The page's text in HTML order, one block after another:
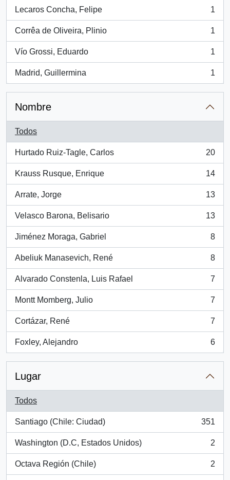
Lecaros Concha, Felipe
, 1 resultados
1
Corrêa de Oliveira, Plinio
, 1 resultados
1
Vío Grossi, Eduardo
, 1 resultados
1
Madrid, Guillermina
, 1 resultados
1
Nombre
Todos
Hurtado Ruiz-Tagle, Carlos
, 20 resultados
20
Krauss Rusque, Enrique
, 14 resultados
14
Arrate, Jorge
, 13 resultados
13
Velasco Barona, Belisario
, 13 resultados
13
Jiménez Moraga, Gabriel
, 8 resultados
8
Abeliuk Manasevich, René
, 8 resultados
8
Alvarado Constenla, Luis Rafael
, 7 resultados
7
Montt Momberg, Julio
, 7 resultados
7
Cortázar, René
, 7 resultados
7
Foxley, Alejandro
, 6 resultados
6
Lugar
Todos
Santiago (Chile: Ciudad)
, 351 resultados
351
Washington (D.C, Estados Unidos)
, 2 resultados
2
Octava Región (Chile)
, 2 resultados
2